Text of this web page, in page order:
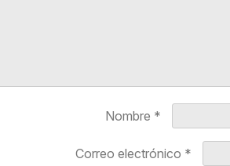
Nombre *
Correo electrónico *